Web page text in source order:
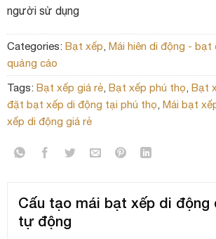
người sử dụng
Categories: Bạt xếp, Mái hiên di động -
quảng cáo
Tags: Bạt xếp giá rẻ, Bạt xếp phú thọ, Bạt
đặt bạt xếp di động tại phú thọ, Mái bạt
xếp di động giá rẻ
Cấu tạo mái bạt xếp di động
tự động